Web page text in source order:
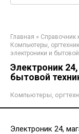
Главная » Справочник
Компьютеры,
электроники и
Электроник
бытовой
Компьютеры,
Электроник 24,